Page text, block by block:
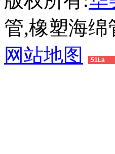
管,橡塑海绵
网站地图
51La